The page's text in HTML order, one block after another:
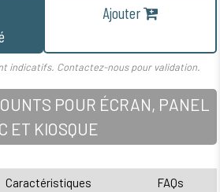
Ajouter
indicatifs. Contactez-nous pour validation.
POUR ÉCRAN, PANEL
ET KIOSQUE
Caractéristiques FAQs